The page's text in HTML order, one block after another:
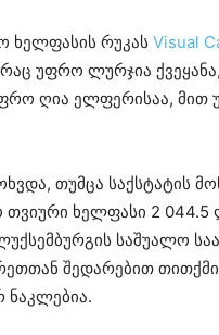
ხელფასის რუკას Visual
რაც უფრო ლურჯია
ღია ელფერისაა,
თუმცა საქსტატის
ხელფასი 2 044.5
საშუალო
შედარებით
ნაკლებია.